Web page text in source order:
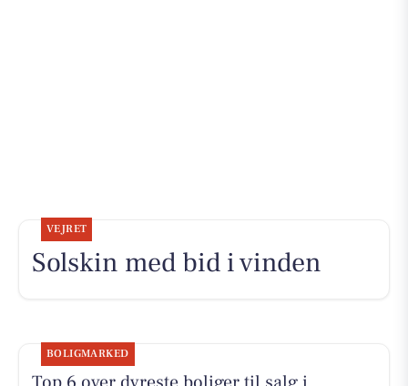
VEJRET
Solskin med bid i vinden
BOLIGMARKED